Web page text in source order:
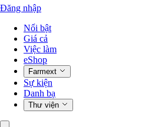
Đăng nhập
Nổi bật
Giá cả
Việc làm
eShop
Farmext
Sự kiện
Danh bạ
Thư viện